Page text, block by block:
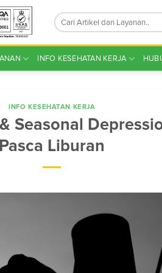
INFO KESEHATAN KERJA
INFO KESEHATAN KERJA
Seasonal
Pasca Liburan